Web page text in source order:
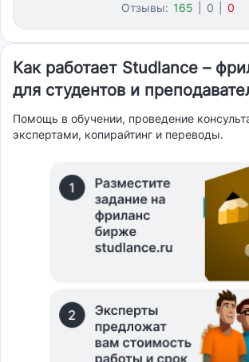
Отзывы: 165 0 0
Как работает Studlance –
для студентов и
Помощь в обучении, проведение
экспертами, копирайтинг и переводы.